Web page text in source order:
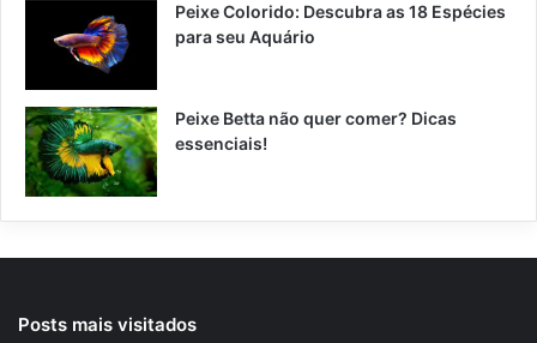
Peixe Colorido: Descubra as 18 Espécies
para seu Aquário
Peixe Betta não quer comer? Dicas
essenciais!
Posts mais visitados